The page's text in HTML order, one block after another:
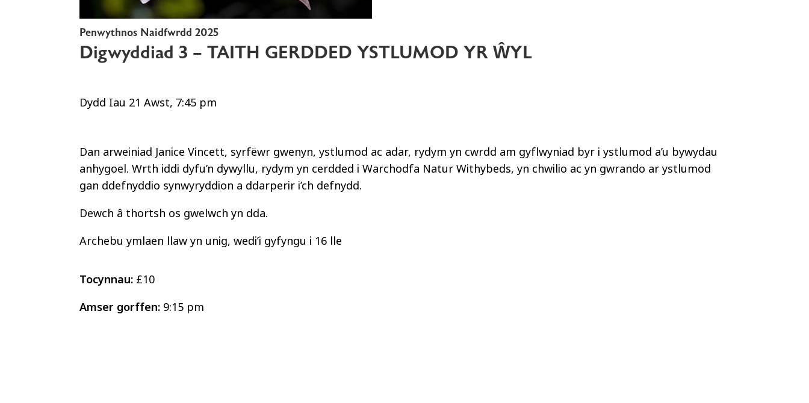
Penwythnos Naidfwrdd 2025
Digwyddiad 3 – TAITH GERDDED YSTLUMOD YR ŴYL
Dydd Iau 21 Awst, 7:45 pm
Dan arweiniad Janice Vincett, syrfëwr gwenyn, ystlumod ac adar, rydym yn cwrdd am gyflwyniad byr i ystlumod a’u bywydau
anhygoel. Wrth iddi dyfu’n dywyllu, rydym yn cerdded i Warchodfa Natur Withybeds, yn chwilio ac yn gwrando ar ystlumod
gan ddefnyddio synwyryddion a ddarperir i’ch defnydd.
Dewch â thortsh os gwelwch yn dda.
Archebu ymlaen llaw yn unig, wedi’i gyfyngu i 16 lle
Tocynnau: £10
Amser gorffen: 9:15 pm